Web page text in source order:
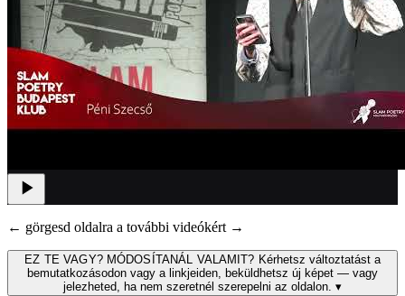
← görgesd oldalra a további videókért →
EZ TE VAGY? MÓDOSÍTANÁL VALAMIT? Kérhetsz változtatást a
bemutatkozásodon vagy a linkjeiden, beküldhetsz új képet — vagy
jelezheted, ha nem szeretnél szerepelni az oldalon. ▾